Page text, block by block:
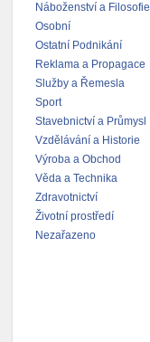
Náboženství a Filosofie
Osobní
Ostatní Podnikání
Reklama a Propagace
Služby a Řemesla
Sport
Stavebnictví a Průmysl
Vzdělávání a Historie
Výroba a Obchod
Věda a Technika
Zdravotnictví
Životní prostředí
Nezařazeno